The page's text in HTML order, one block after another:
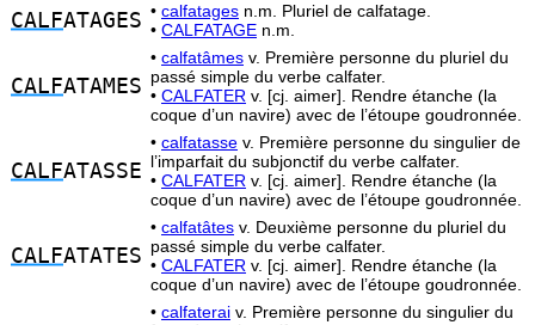
CALFATAGES • calfatages n.m. Pluriel de calfatage.
• CALFATAGE n.m.
CALFATAMES
• calfatâmes v. Première personne du pluriel du
passé simple du verbe calfater.
• CALFATER v. [cj. aimer]. Rendre étanche (la
coque d’un navire) avec de l’étoupe goudronnée.
CALFATASSE
• calfatasse v. Première personne du singulier de
l’imparfait du subjonctif du verbe calfater.
• CALFATER v. [cj. aimer]. Rendre étanche (la
coque d’un navire) avec de l’étoupe goudronnée.
CALFATATES
• calfatâtes v. Deuxième personne du pluriel du
passé simple du verbe calfater.
• CALFATER v. [cj. aimer]. Rendre étanche (la
coque d’un navire) avec de l’étoupe goudronnée.
• calfaterai v. Première personne du singulier du